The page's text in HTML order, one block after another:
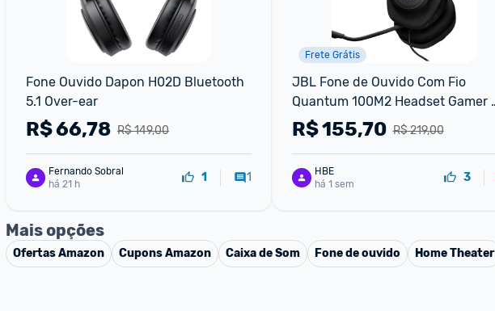
Fone Ouvido Dapon H02D Bluetooth
5.1 Over-ear
R$ 149,00
R$66,78
Fernando Sobral
há 21 h
1 1
Frete Grátis
JBL Fone de Ouvido Com Fio
Quantum 100M2 Headset Gamer
Over Ear Microfone Removível -
Preto
R$ 219,00
R$155,70
HBE
há 1 sem
3
Mais opções
OfertasAmazon CuponsAmazon Caixa de Som Fone de ouvido Home Theater